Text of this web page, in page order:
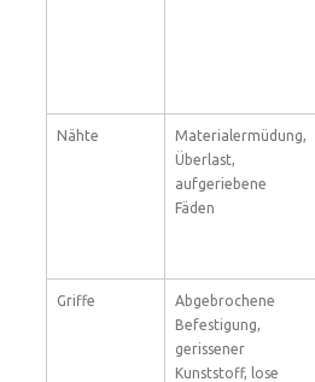
Nähte
Materialermüdung,
Überlast,
aufgeriebene
Fäden
Griffe
Abgebrochene
Befestigung,
gerissener
Kunststoff, lose